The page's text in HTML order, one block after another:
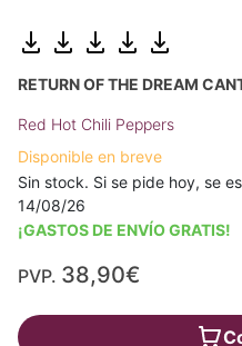
RETURN OF THE DREAM
Red Hot Chili Peppers
Disponible en breve
Sin stock. Si se pide hoy, se
14/08/26
¡GASTOS DE ENVÍO GRATIS!
PVP. 38,90€